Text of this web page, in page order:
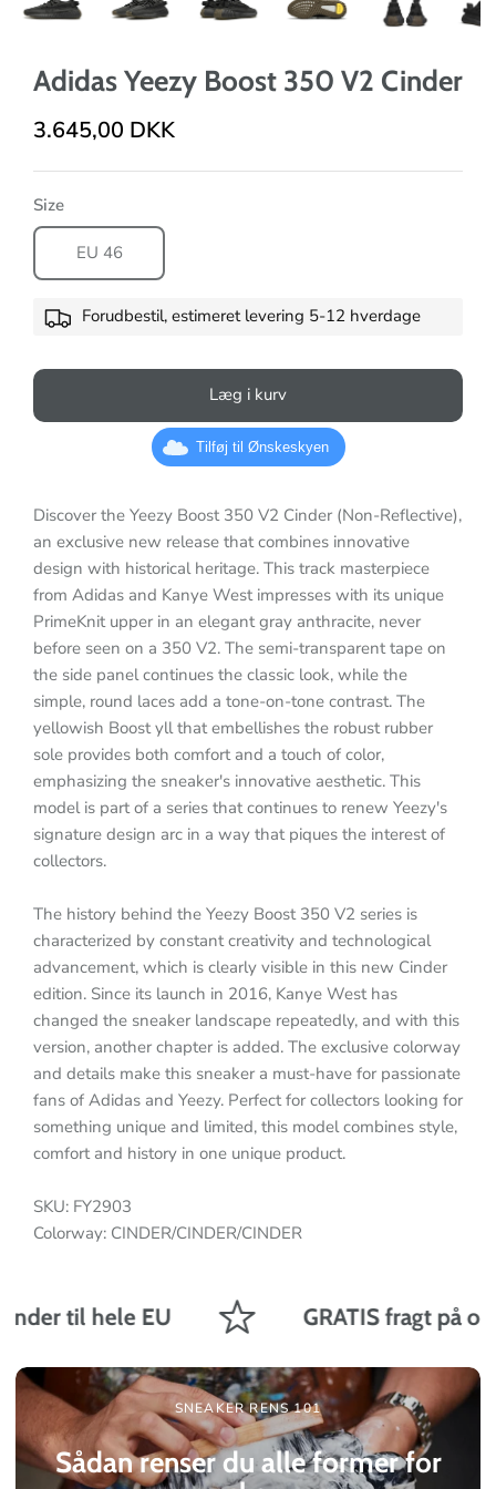
Adidas Yeezy Boost 350 V2 Cinder
3.645,00 DKK
Size
EU 46
Forudbestil, estimeret levering 5-12 hverdage
Læg i kurv
Tilføj til Ønskeskyen
Discover the Yeezy Boost 350 V2 Cinder (Non-Reflective),
an exclusive new release that combines innovative
design with historical heritage. This track masterpiece
from Adidas and Kanye West impresses with its unique
PrimeKnit upper in an elegant gray anthracite, never
before seen on a 350 V2. The semi-transparent tape on
the side panel continues the classic look, while the
simple, round laces add a tone-on-tone contrast. The
yellowish Boost yll that embellishes the robust rubber
sole provides both comfort and a touch of color,
emphasizing the sneaker's innovative aesthetic. This
model is part of a series that continues to renew Yeezy's
signature design arc in a way that piques the interest of
collectors.
The history behind the Yeezy Boost 350 V2 series is
characterized by constant creativity and technological
advancement, which is clearly visible in this new Cinder
edition. Since its launch in 2016, Kanye West has
changed the sneaker landscape repeatedly, and with this
version, another chapter is added. The exclusive colorway
and details make this sneaker a must-have for passionate
fans of Adidas and Yeezy. Perfect for collectors looking for
something unique and limited, this model combines style,
comfort and history in one unique product.
SKU: FY2903
Colorway: CINDER/CINDER/CINDER
til hele EU GRATIS fragt på
SNEAKER RENS 101
Sådan renser du alle former for